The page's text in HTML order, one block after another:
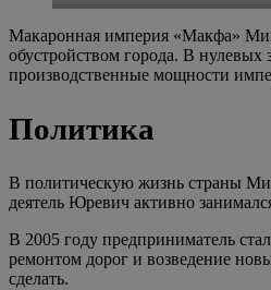
Макаронная империя «Макфа»
обустройством города. В
производственные мощности
Политика
В политическую жизнь страны
деятель Юревич активно
В 2005 году предприниматель
ремонтом дорог и возведение
сделать.